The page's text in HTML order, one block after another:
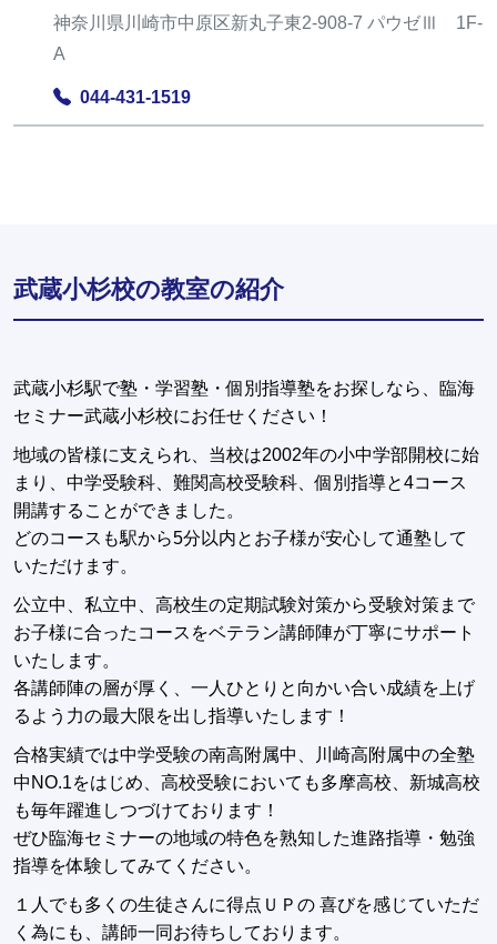
神奈川県川崎市中原区新丸子東2-908-7 パウゼⅢ 1F-
A
044-431-1519
武蔵小杉校の教室の紹介
武蔵小杉駅で塾・学習塾・個別指導塾をお探しなら、臨海
セミナー武蔵小杉校にお任せください！
地域の皆様に支えられ、当校は2002年の小中学部開校に始
まり、中学受験科、難関高校受験科、個別指導と4コース
開講することができました。
どのコースも駅から5分以内とお子様が安心して通塾して
いただけます。
公立中、私立中、高校生の定期試験対策から受験対策まで
お子様に合ったコースをベテラン講師陣が丁寧にサポート
いたします。
各講師陣の層が厚く、一人ひとりと向かい合い成績を上げ
るよう力の最大限を出し指導いたします！
合格実績では中学受験の南高附属中、川崎高附属中の全塾
中NO.1をはじめ、高校受験においても多摩高校、新城高校
も毎年躍進しつづけております！
ぜひ臨海セミナーの地域の特色を熟知した進路指導・勉強
指導を体験してみてください。
１人でも多くの生徒さんに得点ＵＰの 喜びを感じていただ
く為にも、講師一同お待ちしております。